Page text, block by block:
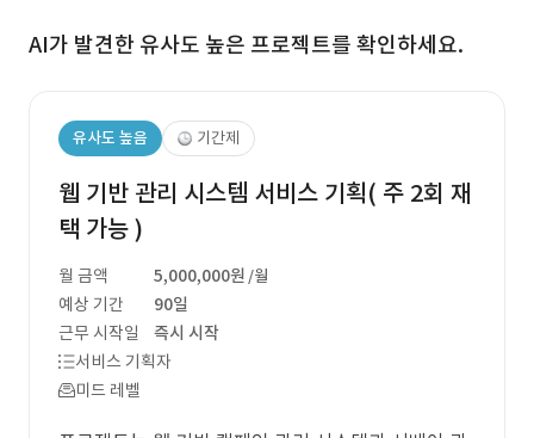
AI가 발견한 유사도 높은 프로젝트를 확인하세요.
유사도 높음 기간제
웹 기반 관리 시스템 서비스 기획( 주 2회 재
택 가능 )
월 금액 5,000,000원 /월
예상 기간
90일
근무 시작일
즉시 시작
서비스 기획자
미드 레벨